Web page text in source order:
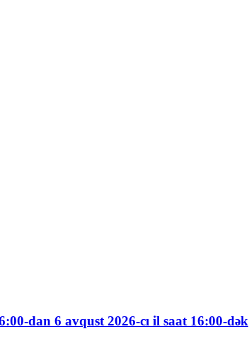
dan 6 avqust 2026-cı il saat 16:00-dək